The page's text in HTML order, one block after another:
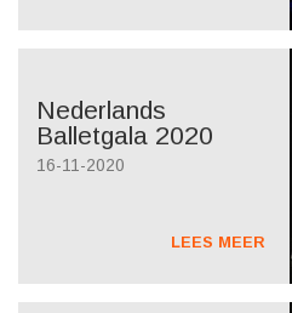
Nederlands
Balletgala 2020
16-11-2020
LEES MEER